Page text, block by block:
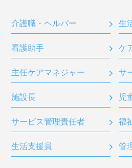
介護職・ヘルパー 生
看護助手 ケ
主任ケアマネジャー サ
施設長 児
サービス管理責任者 福
生活支援員 管